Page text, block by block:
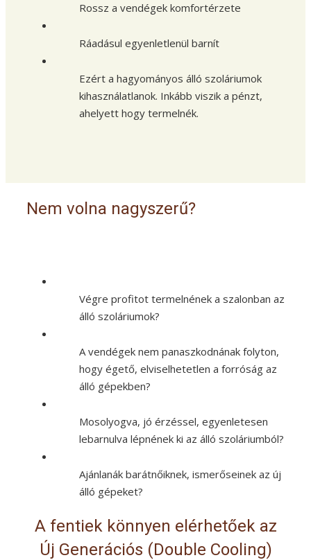
Rossz a vendégek komfortérzete
Ráadásul egyenletlenül barnít
Ezért a hagyományos álló szoláriumok
kihasználatlanok. Inkább viszik a pénzt,
ahelyett hogy termelnék.
Nem volna nagyszerű?
Végre profitot termelnének a szalonban az
álló szoláriumok?
A vendégek nem panaszkodnának folyton,
hogy égető, elviselhetetlen a forróság az
álló gépekben?
Mosolyogva, jó érzéssel, egyenletesen
lebarnulva lépnének ki az álló szoláriumból?
Ajánlanák barátnőiknek, ismerőseinek az új
álló gépeket?
A fentiek könnyen elérhetőek az
Új Generációs (Double Cooling)